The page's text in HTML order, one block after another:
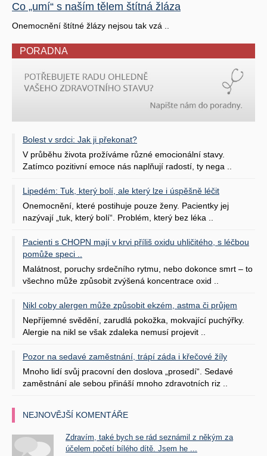
Co „umí“ s naším tělem štítná žláza
Onemocnění štítné žlázy nejsou tak vzá ..
PORADNA
Bolest v srdci: Jak ji překonat?
V průběhu života prožíváme různé emocionální stavy.
Zatímco pozitivní emoce nás naplňují radostí, ty nega ..
Lipedém: Tuk, který bolí, ale který lze i úspěšně léčit
Onemocnění, které postihuje pouze ženy. Pacientky jej
nazývají „tuk, který bolí“. Problém, který bez léka ..
Pacienti s CHOPN mají v krvi příliš oxidu uhličitého, s léčbou
pomůže speci ..
Malátnost, poruchy srdečního rytmu, nebo dokonce smrt – to
všechno může způsobit zvýšená koncentrace oxid ..
Nikl coby alergen může způsobit ekzém, astma či průjem
Nepříjemné svědění, zarudlá pokožka, mokvající puchýřky.
Alergie na nikl se však zdaleka nemusí projevit ..
Pozor na sedavé zaměstnání, trápí záda i křečové žíly
Mnoho lidí svůj pracovní den doslova „prosedí“. Sedavé
zaměstnání ale sebou přináší mnoho zdravotních riz ..
NEJNOVĚJŠÍ KOMENTÁŘE
Zdravím, také bych se rád seznámil z někým za
účelem početí bílého dítě. Jsem he ...